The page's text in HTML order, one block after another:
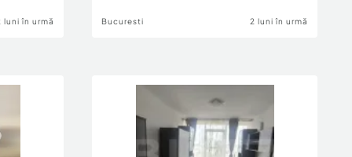
luni în urmă Bucuresti 2 luni în urmă